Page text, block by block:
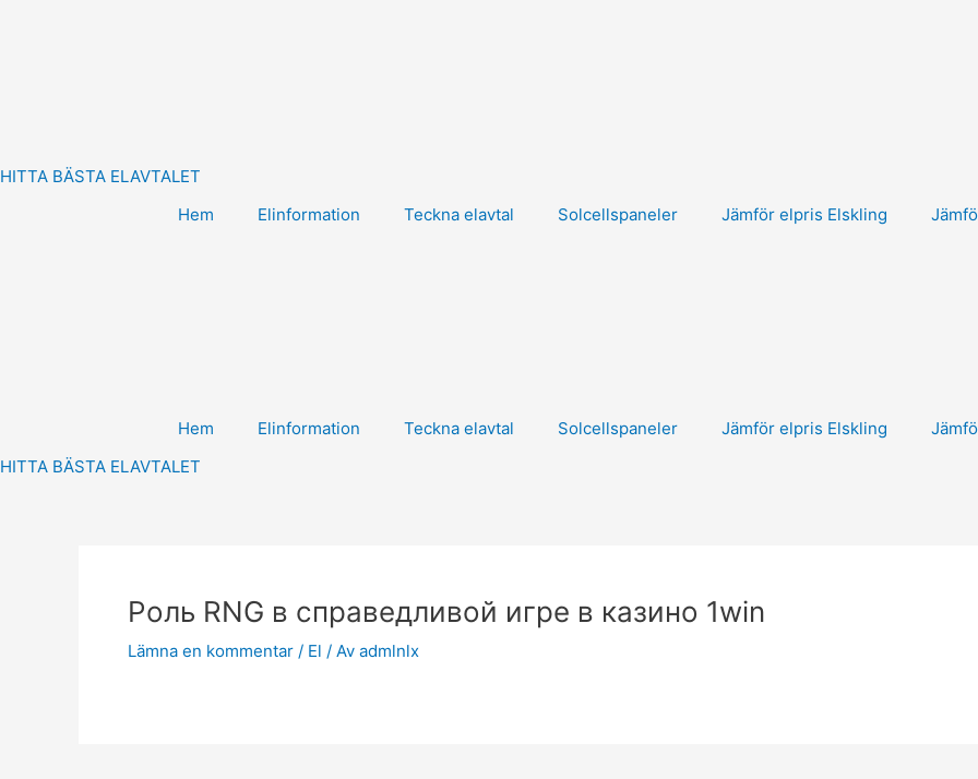
HITTA BÄSTA ELAVTALET
Hem
Elinformation Teckna elavtal Solcellspaneler Jämför elpris Elskling
Hem Elinformation Teckna elavtal Solcellspaneler Jämför elpris Elskling
HITTA BÄSTA ELAVTALET
Роль RNG в справедливой игре в казино 1win
Lämna en kommentar / El / Av admlnlx